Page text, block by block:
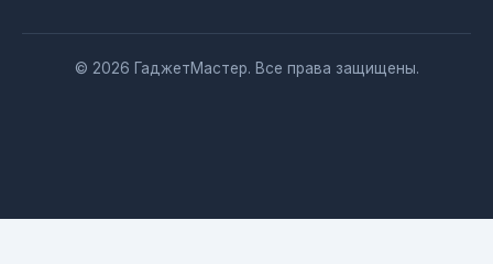
© 2026 ГаджетМастер. Все права защищены.